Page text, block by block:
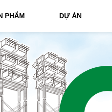
PHẨM DỰ ÁN